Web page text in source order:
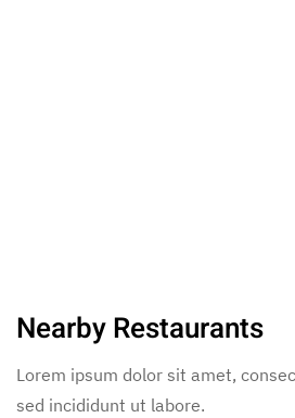
Nearby Restaurants
Lorem ipsum dolor sit amet,
sed incididunt ut labore.